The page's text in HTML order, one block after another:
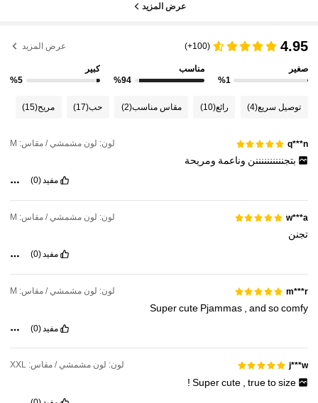
عرض المزيد
4.95
(100+) عرض المزيد
صغير
%1
مناسب
%94
كبير
%5
توصيل سريع(4) رائع(10) مقاس مناسب(2) حب(17) مريح(15)
q***n لون: لون مشمشي / مقاس: M
بتجننننننننننن وناعمة ومريحة
مفيد(0)
w***a لون: لون مشمشي / مقاس: M
تجنن
مفيد(0)
m***r لون: لون مشمشي / مقاس: M
Supercute Pjammas , and socomfy
مفيد (0)
j***w لون: لون مشمشي / مقاس: XXL
Supercute ,truetosize
!